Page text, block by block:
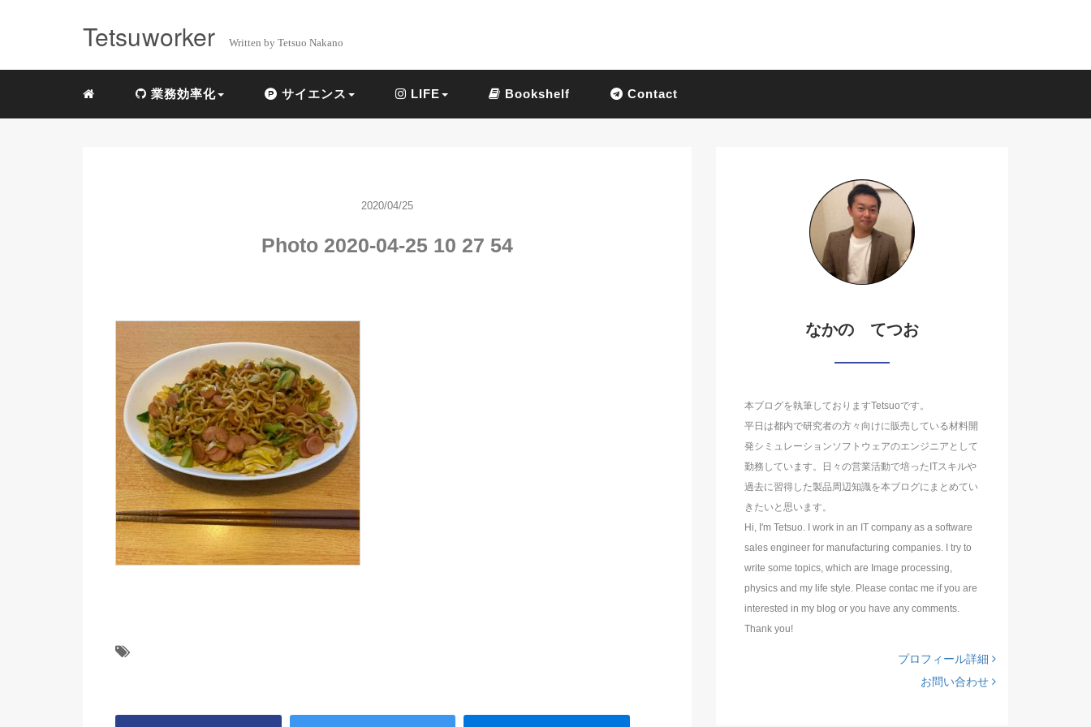
Tetsuworker Written by Tetsuo Nakano
業務効率化 サイエンス LIFE Bookshelf Contact
2020/04/25
Photo 2020-04-25 10 27 54
なかの てつお
本ブログを執筆しておりますTetsuoです。
平日は都内で研究者の方々向けに販売している材料開
発シミュレーションソフトウェアのエンジニアとして
勤務しています。日々の営業活動で培ったITスキルや
過去に習得した製品周辺知識を本ブログにまとめてい
きたいと思います。
Hi, I'm Tetsuo. I work in an IT company as a software
sales engineer for manufacturing companies. I try to
write some topics, which are Image processing,
physics and my life style. Please contac me if you are
interested in my blog or you have any comments.
Thank you!
プロフィール詳細
お問い合わせ